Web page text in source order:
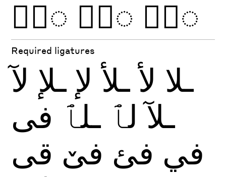
◌ًّ ◌ُّ ◌ٌّ
Required ligatures
ـلا لأ ـلأ لإ ـلإ لآ
ـلآ لٱ ـلٱ فى
في فئ فێ قى